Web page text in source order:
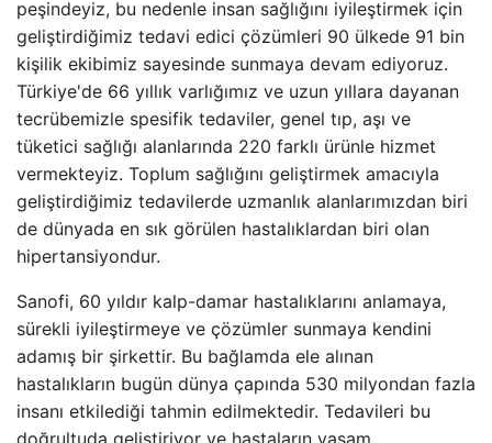
peşindeyiz, bu nedenle insan sağlığını iyileştirmek için
geliştirdiğimiz tedavi edici çözümleri 90 ülkede 91 bin
kişilik ekibimiz sayesinde sunmaya devam ediyoruz.
Türkiye'de 66 yıllık varlığımız ve uzun yıllara dayanan
tecrübemizle spesifik tedaviler, genel tıp, aşı ve
tüketici sağlığı alanlarında 220 farklı ürünle hizmet
vermekteyiz. Toplum sağlığını geliştirmek amacıyla
geliştirdiğimiz tedavilerde uzmanlık alanlarımızdan biri
de dünyada en sık görülen hastalıklardan biri olan
hipertansiyondur.
Sanofi, 60 yıldır kalp-damar hastalıklarını anlamaya,
sürekli iyileştirmeye ve çözümler sunmaya kendini
adamış bir şirkettir. Bu bağlamda ele alınan
hastalıkların bugün dünya çapında 530 milyondan fazla
insanı etkilediği tahmin edilmektedir. Tedavileri bu